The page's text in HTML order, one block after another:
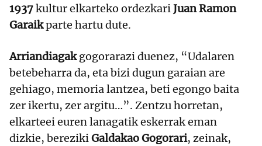
1937kultur elkarteko ordezkariJuan Ramon
Garaikparte hartu dute.
Arriandiagakgogorarazi duenez, “Udalaren
betebeharra da, eta bizi dugun garaian are
gehiago, memoria lantzea, beti egongo baita
zer ikertu, zer argitu…”. Zentzu horretan,
elkarteei euren lanagatik eskerrak eman
dizkie, berezikiGaldakao Gogorari, zeinak,